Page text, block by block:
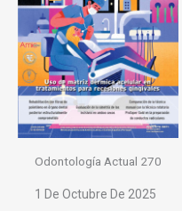
Odontología Actual 270
1 De Octubre De 2025